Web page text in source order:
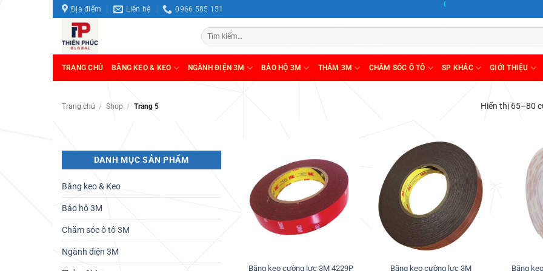
Bỏ
qua
dung
Địa điểm Liên hệ 0966 585 151 Cảm ơn quý khách!
Tìm
kiếm:
TRANG CHỦ BĂNG KEO & KEO NGÀNH ĐIỆN 3M BẢO HỘ 3M THẢM 3M CHĂM SÓC Ô TÔ SP KHÁC GIỚI THIỆU
Trang chủ / Shop / Trang 5 Hiển thị 65–80
DANH MỤC SẢN PHẨM
Băng keo & Keo
Bảo hộ 3M
Chăm sóc ô tô 3M
Ngành điện 3M
Thêm
vào
thích
Băng keo cường lực 3M 4229P
Thêm
vào
thích
Băng keo cường lực 3M
Băng